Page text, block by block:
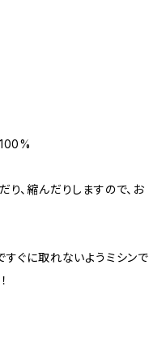
、縮んだりしますので、お
ぐに取れないようミシンで